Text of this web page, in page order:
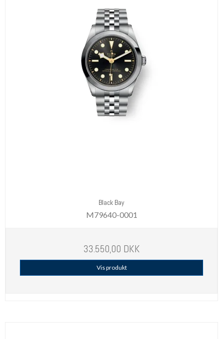
Black Bay
M79640-0001
33.550,00 DKK
Vis produkt